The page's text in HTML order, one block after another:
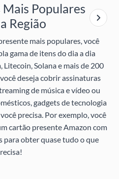
Populares
Região
mais populares, você
gama de itens do dia a dia
Solana e mais de 200
deseja cobrir assinaturas
de música e vídeo ou
gadgets de tecnologia
precisa. Por exemplo, você
cartão presente Amazon com
obter quase tudo o que